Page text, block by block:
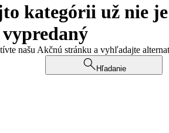
kategórii už nie
vypredaný
našu Akčnú stránku a vyhľadajte
Hľadanie